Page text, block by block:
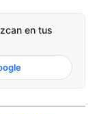
en tus